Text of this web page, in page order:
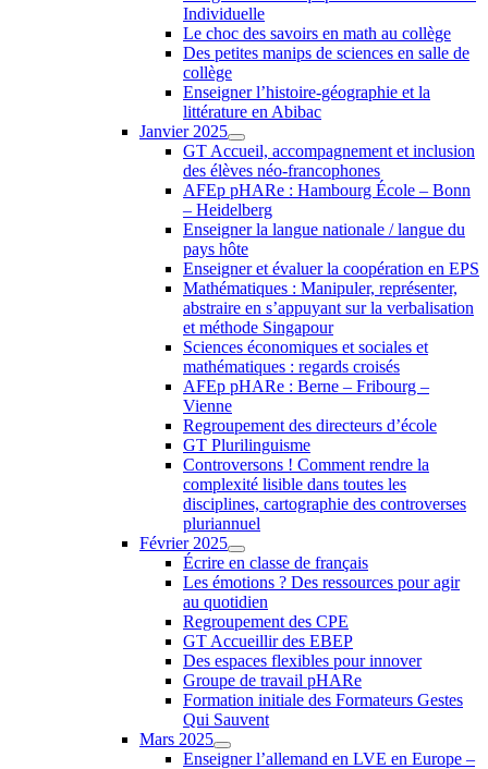
Individuelle
Le choc des savoirs en math au collège
Des petites manips de sciences en salle de
collège
Enseigner l’histoire-géographie et la
littérature en Abibac
Janvier 2025
GT Accueil, accompagnement et inclusion
des élèves néo-francophones
AFEp pHARe : Hambourg École – Bonn
– Heidelberg
Enseigner la langue nationale / langue du
pays hôte
Enseigner et évaluer la coopération en EPS
Mathématiques : Manipuler, représenter,
abstraire en s’appuyant sur la verbalisation
et méthode Singapour
Sciences économiques et sociales et
mathématiques : regards croisés
AFEp pHARe : Berne – Fribourg –
Vienne
Regroupement des directeurs d’école
GT Plurilinguisme
Controversons ! Comment rendre la
complexité lisible dans toutes les
disciplines, cartographie des controverses
pluriannuel
Février 2025
Écrire en classe de français
Les émotions ? Des ressources pour agir
au quotidien
Regroupement des CPE
GT Accueillir des EBEP
Des espaces flexibles pour innover
Groupe de travail pHARe
Formation initiale des Formateurs Gestes
Qui Sauvent
Mars 2025
Enseigner l’allemand en LVE en Europe –